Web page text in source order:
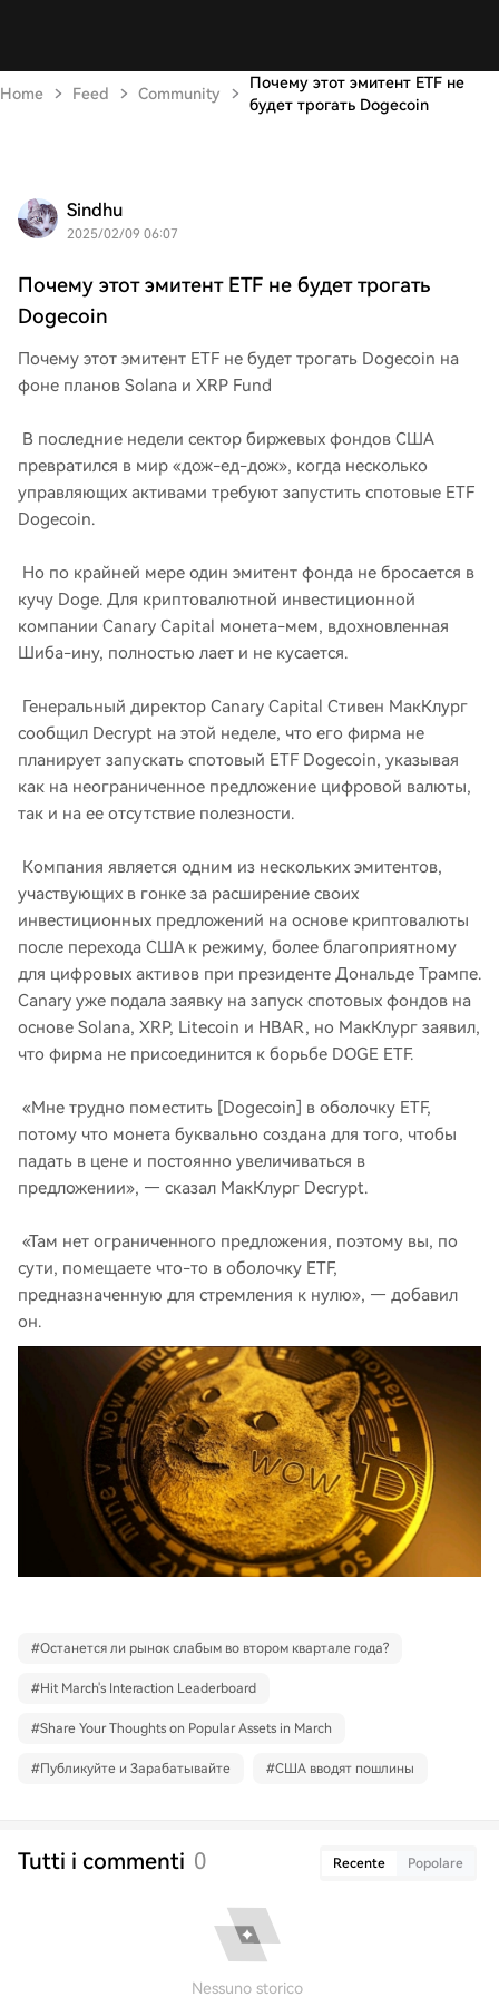
Home Feed Community
Почему этот эмитент ETF не
будет трогать Dogecoin
Sindhu
2025/02/09 06:07
Почему этот эмитент ETF не будет трогать
Dogecoin
Почему этот эмитент ETF не будет трогать Dogecoin на
фоне планов Solana и XRP Fund
В последние недели сектор биржевых фондов США
превратился в мир «дож-ед-дож», когда несколько
управляющих активами требуют запустить спотовые ETF
Dogecoin.
Но по крайней мере один эмитент фонда не бросается в
кучу Doge. Для криптовалютной инвестиционной
компании Canary Capital монета-мем, вдохновленная
Шиба-ину, полностью лает и не кусается.
Генеральный директор Canary Capital Стивен МакКлург
сообщил Decrypt на этой неделе, что его фирма не
планирует запускать спотовый ETF Dogecoin, указывая
как на неограниченное предложение цифровой валюты,
так и на ее отсутствие полезности.
Компания является одним из нескольких эмитентов,
участвующих в гонке за расширение своих
инвестиционных предложений на основе криптовалюты
после перехода США к режиму, более благоприятному
для цифровых активов при президенте Дональде Трампе.
Canary уже подала заявку на запуск спотовых фондов на
основе Solana, XRP, Litecoin и HBAR, но МакКлург заявил,
что фирма не присоединится к борьбе DOGE ETF.
«Мне трудно поместить [Dogecoin] в оболочку ETF,
потому что монета буквально создана для того, чтобы
падать в цене и постоянно увеличиваться в
предложении», — сказал МакКлург Decrypt.
«Там нет ограниченного предложения, поэтому вы, по
сути, помещаете что-то в оболочку ETF,
предназначенную для стремления к нулю», — добавил
он.
#Останется ли рынок слабым во втором квартале года?
#Hit March's Interaction Leaderboard
#Share Your Thoughts on Popular Assets in March
#Публикуйте и Зарабатывайте #США вводят пошлины
Tutti i commenti 0 Recente Popolare
Nessuno storico